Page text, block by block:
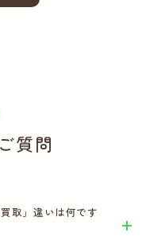
質問
取」違いは何です